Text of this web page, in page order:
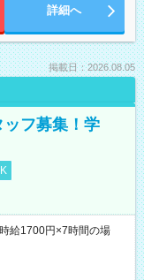
詳細へ
掲載日：2026.08.05
フ募集！学
1700円×7時間の場